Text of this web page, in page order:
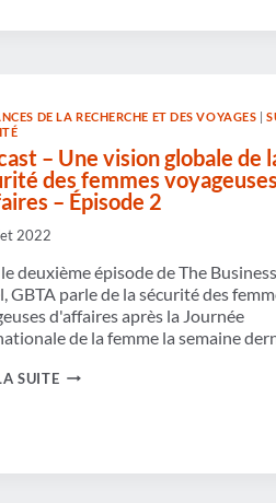
DE LA RECHERCHE ET DES VOYAGES |
– Une vision globale de
des femmes voyageuses
– Épisode 2
2022
deuxième épisode de The
GBTA parle de la sécurité des
d'affaires après la Journée
de la femme la semaine
SUITEPODCAST
LA